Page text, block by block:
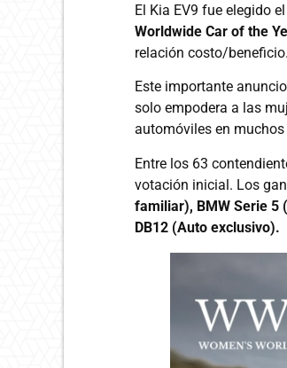
El Kia EV9 fue elegido
Worldwide Car of the
relación costo/beneficio.
Este importante
solo empodera a las
automóviles en muchos
Entre los 63
votación inicial. Los
familiar), BMW Serie 5
DB12 (Auto exclusivo).